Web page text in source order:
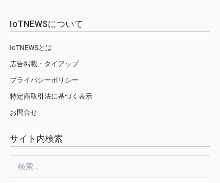
IoTNEWSについて
IoTNEWSとは
広告掲載・タイアップ
プライバシーポリシー
特定商取引法に基づく表示
お問合せ
サイト内検索
索: